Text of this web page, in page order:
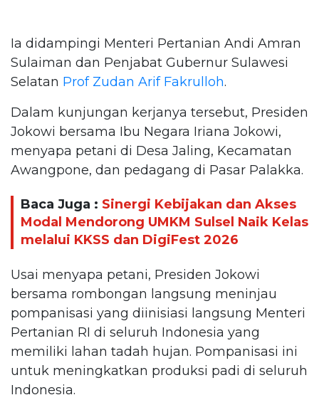
Ia didampingi Menteri Pertanian Andi Amran
Sulaiman dan Penjabat Gubernur Sulawesi
Selatan Prof Zudan Arif Fakrulloh.
Dalam kunjungan kerjanya tersebut, Presiden
Jokowi bersama Ibu Negara Iriana Jokowi,
menyapa petani di Desa Jaling, Kecamatan
Awangpone, dan pedagang di Pasar Palakka.
Baca Juga : Sinergi Kebijakan dan Akses
Modal Mendorong UMKM Sulsel Naik Kelas
melalui KKSS dan DigiFest 2026
Usai menyapa petani, Presiden Jokowi
bersama rombongan langsung meninjau
pompanisasi yang diinisiasi langsung Menteri
Pertanian RI di seluruh Indonesia yang
memiliki lahan tadah hujan. Pompanisasi ini
untuk meningkatkan produksi padi di seluruh
Indonesia.